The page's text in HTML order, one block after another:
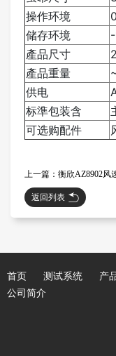
操作环境
储存环境
產品尺寸
產品重量
供电
标準包装含
可选购配件
返回列表
首页 测试系统 产
公司简介